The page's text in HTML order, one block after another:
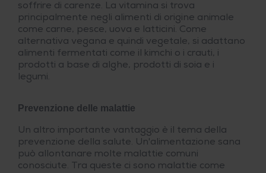
soffrire di carenze. La vitamina si trova
principalmente negli alimenti di origine animale
come carne, pesce, uova e latticini. Come
alternativa vegana e quindi vegetale, si adattano
alimenti fermentati come il kimchi o i crauti, i
prodotti a base di alghe, prodotti di soia e i
legumi.
Prevenzione delle malattie
Un altro importante vantaggio è il tema della
prevenzione della salute. Un'alimentazione sana
può allontanare molte malattie comuni
conosciute. Tra queste ci sono malattie come